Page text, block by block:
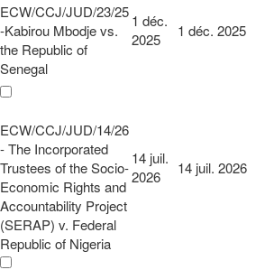
ECW/CCJ/JUD/23/25
-Kabirou Mbodje vs.
the Republic of
Senegal
1 déc.
2025
1 déc. 2025
ECW/CCJ/JUD/14/26
- The Incorporated
Trustees of the Socio-
Economic Rights and
Accountability Project
(SERAP) v. Federal
Republic of Nigeria
14 juil.
2026
14 juil. 2026